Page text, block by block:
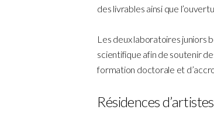
des livrables ainsi que
Les deux laboratoires juniors
scientifique afin de soutenir
formation doctorale et
Résidences